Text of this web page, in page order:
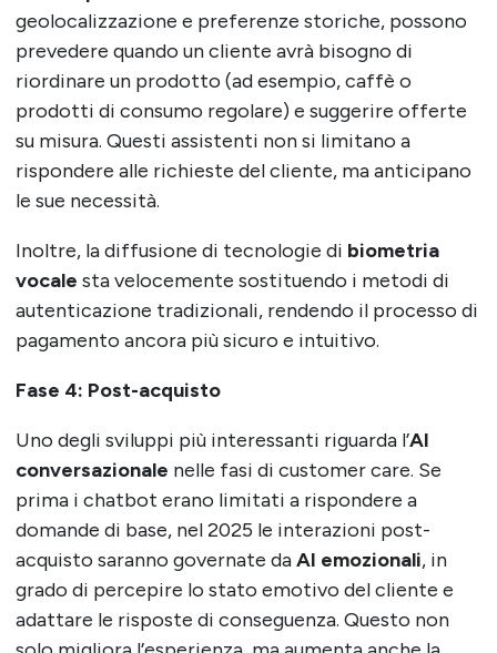
geolocalizzazione e preferenze storiche, possono
prevedere quando un cliente avrà bisogno di
riordinare un prodotto (ad esempio, caffè o
prodotti di consumo regolare) e suggerire offerte
su misura. Questi assistenti non si limitano a
rispondere alle richieste del cliente, ma anticipano
le sue necessità.
Inoltre, la diffusione di tecnologie di biometria
vocale sta velocemente sostituendo i metodi di
autenticazione tradizionali, rendendo il processo di
pagamento ancora più sicuro e intuitivo.
Fase 4: Post-acquisto
Uno degli sviluppi più interessanti riguarda l’AI
conversazionale nelle fasi di customer care. Se
prima i chatbot erano limitati a rispondere a
domande di base, nel 2025 le interazioni post-
acquisto saranno governate daAI emozionali, in
grado di percepire lo stato emotivo del cliente e
adattare le risposte di conseguenza. Questo non